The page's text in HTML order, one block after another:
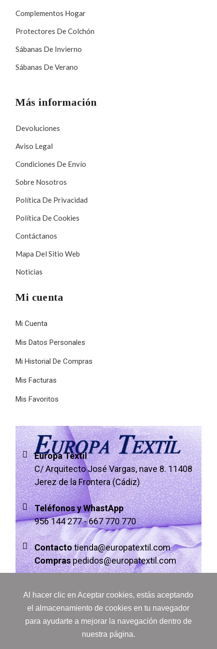
Complementos Hogar
Protectores De Colchón
Sábanas De Invierno
Sábanas De Verano
Más información
Devoluciones
Aviso Legal
Condiciones De Envío
Sobre Nosotros
Política De Privacidad
Política De Cookies
Contáctanos
Mapa Del Sitio Web
Noticias
Mi cuenta
Mi Cuenta
Mis Datos Personales
Mi Historial De Compras
Mis Facturas
Mis Favoritos
Europa Textil
C/ Arquitecto José Vargas, nave 8. 11408
Jerez de la Frontera (Cádiz)
Teléfonos y WhastApp
956 144 277-667 770 770
Contacto tienda@europatextil.com
Compraspedidos@europatextil.com
Al hacer clic en Aceptar cookies, estás aceptando
el almacenamiento de cookies en tu navegador
para ayudarte a mejorar la navegación dentro de
nuestra página.